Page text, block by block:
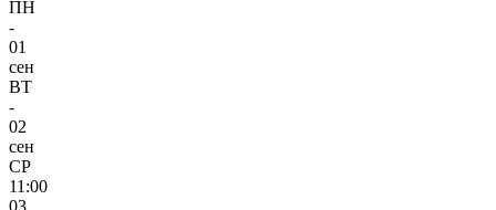
ПН
-
01
сен
ВТ
-
02
сен
СР
11:00